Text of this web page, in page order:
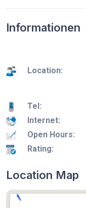
Informationen
Location:
Tel:
Internet:
Open Hours:
Rating:
Location Map